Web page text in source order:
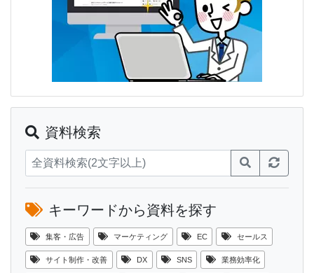
資料検索
キーワードから資料を探す
集客・広告 マーケティング EC セールス
サイト制作・改善 DX SNS 業務効率化